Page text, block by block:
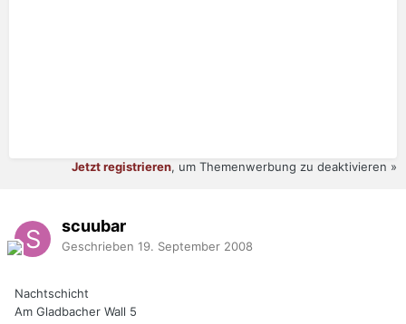
Jetzt registrieren, um Themenwerbung zu deaktivieren »
scuubar
Geschrieben 19. September 2008
Nachtschicht
Am Gladbacher Wall 5